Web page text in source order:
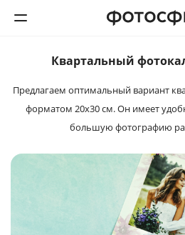
Фотокниги
Квартальный
Предлагаем оптимальный вариант
форматом 20х30 см. Он имеет
большую фотографию